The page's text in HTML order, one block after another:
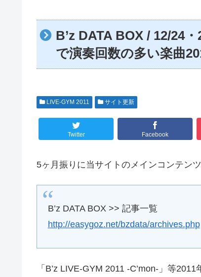
B’z DATA BOX / 12/24
で演奏回数の多い楽曲
LIVE-GYM 2011 サイト更新
Twitter Facebook
5ヶ月振りに当サイトのメインコンテンツ
B’z DATA BOX >> 記事一覧
http://easygoz.net/bzdata/archives.php
「B’z LIVE-GYM 2011 -C’mon-」等